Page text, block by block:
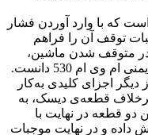
ام 530 قطعه‌ای است که با وارد آوردن فشار
حرکتی ام وی ام 530، موجبات توقف آن را فراهم
متوقف شدن ماشین،
ام 530 دانست.
اجزای کلیدی به‌کار
قطعه‌ی دیسک، به
قطعه در نهایت با
داده و در نهایت موجبات